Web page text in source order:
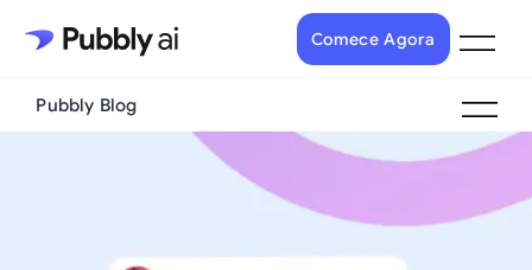
Comece Agora
Pubbly Blog